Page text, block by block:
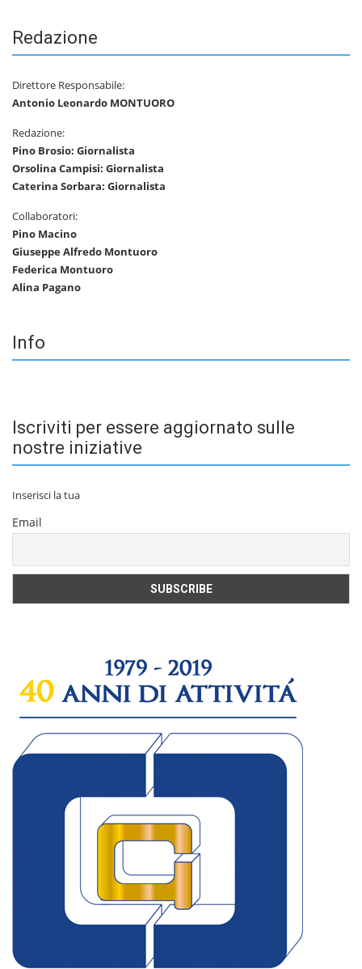
Redazione
Direttore Responsabile:
Antonio Leonardo MONTUORO
Redazione:
Pino Brosio: Giornalista
Orsolina Campisi: Giornalista
Caterina Sorbara: Giornalista
Collaboratori:
Pino Macino
Giuseppe Alfredo Montuoro
Federica Montuoro
Alina Pagano
Info
Iscriviti per essere aggiornato sulle
nostre iniziative
Inserisci la tua
Email